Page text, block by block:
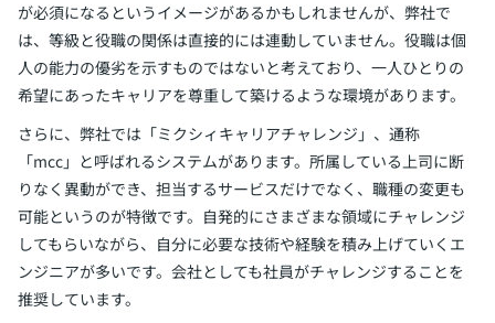
が必須になるというイメージがあるかもしれませんが、弊社で
は、等級と役職の関係は直接的には連動していません。役職は個
人の能力の優劣を示すものではないと考えており、一人ひとりの
希望にあったキャリアを尊重して築けるような環境があります。
さらに、弊社では「ミクシィキャリアチャレンジ」、通称
「mcc」と呼ばれるシステムがあります。所属している上司に断
りなく異動ができ、担当するサービスだけでなく、職種の変更も
可能というのが特徴です。自発的にさまざまな領域にチャレンジ
してもらいながら、自分に必要な技術や経験を積み上げていくエ
ンジニアが多いです。会社としても社員がチャレンジすることを
推奨しています。